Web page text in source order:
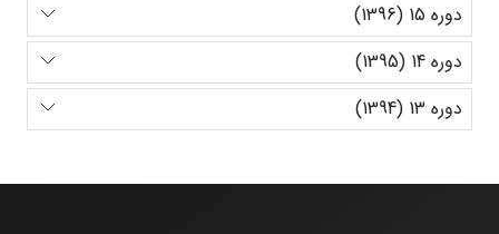
دوره 15 (1396)
دوره 14 (1395)
دوره 13 (1394)